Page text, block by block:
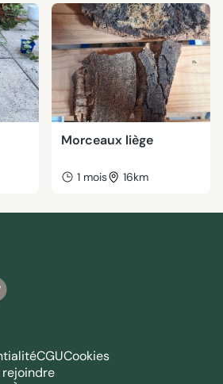
Morceaux liège
1 mois 16km
CGUCookies
rejoindre